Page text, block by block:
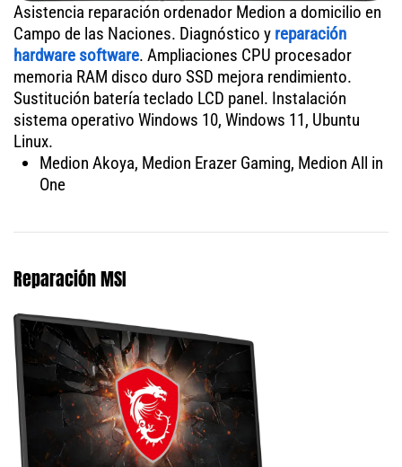
Asistencia reparación ordenador Medion a domicilio en
Campo de las Naciones. Diagnóstico y reparación
hardware software. Ampliaciones CPU procesador
memoria RAM disco duro SSD mejora rendimiento.
Sustitución batería teclado LCD panel. Instalación
sistema operativo Windows 10, Windows 11, Ubuntu
Linux.
Medion Akoya, Medion Erazer Gaming, Medion All in
One
Reparación MSI